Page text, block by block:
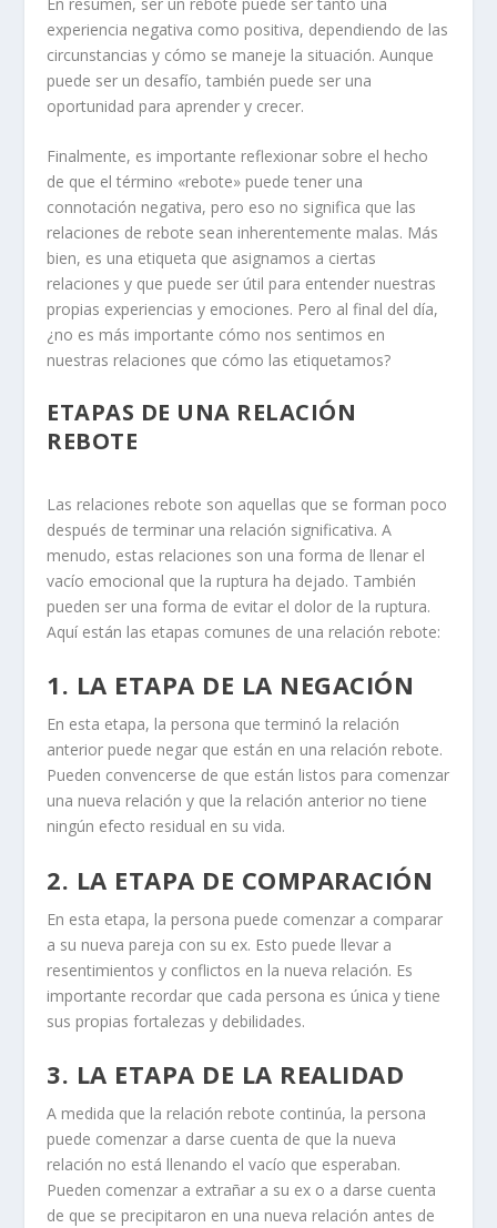
experiencia negativa como positiva, dependiendo de las
circunstancias y cómo se maneje la situación. Aunque
puede ser un desafío, también puede ser una
oportunidad para aprender y crecer.
Finalmente, es importante reflexionar sobre el hecho
de que el término «rebote» puede tener una
connotación negativa, pero eso no significa que las
relaciones de rebote sean inherentemente malas. Más
bien, es una etiqueta que asignamos a ciertas
relaciones y que puede ser útil para entender nuestras
propias experiencias y emociones. Pero al final del día,
¿no es más importante cómo nos sentimos en
nuestras relaciones que cómo las etiquetamos?
ETAPAS DE UNA RELACIÓN
REBOTE
Las relaciones rebote son aquellas que se forman poco
después de terminar una relación significativa. A
menudo, estas relaciones son una forma de llenar el
vacío emocional que la ruptura ha dejado. También
pueden ser una forma de evitar el dolor de la ruptura.
Aquí están las etapas comunes de una relación rebote:
1. LA ETAPA DE LA NEGACIÓN
En esta etapa, la persona que terminó la relación
anterior puede negar que están en una relación rebote.
Pueden convencerse de que están listos para comenzar
una nueva relación y que la relación anterior no tiene
ningún efecto residual en su vida.
2. LA ETAPA DE COMPARACIÓN
En esta etapa, la persona puede comenzar a comparar
a su nueva pareja con su ex. Esto puede llevar a
resentimientos y conflictos en la nueva relación. Es
importante recordar que cada persona es única y tiene
sus propias fortalezas y debilidades.
3. LA ETAPA DE LA REALIDAD
A medida que la relación rebote continúa, la persona
puede comenzar a darse cuenta de que la nueva
relación no está llenando el vacío que esperaban.
Pueden comenzar a extrañar a su ex o a darse cuenta
de que se precipitaron en una nueva relación antes de